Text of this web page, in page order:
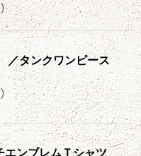
タンクワンピース
エンブレムＴシャツ